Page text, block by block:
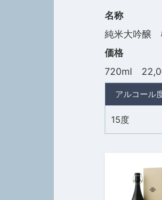
名称
純米大吟醸
価格
720ml
アルコール
15度